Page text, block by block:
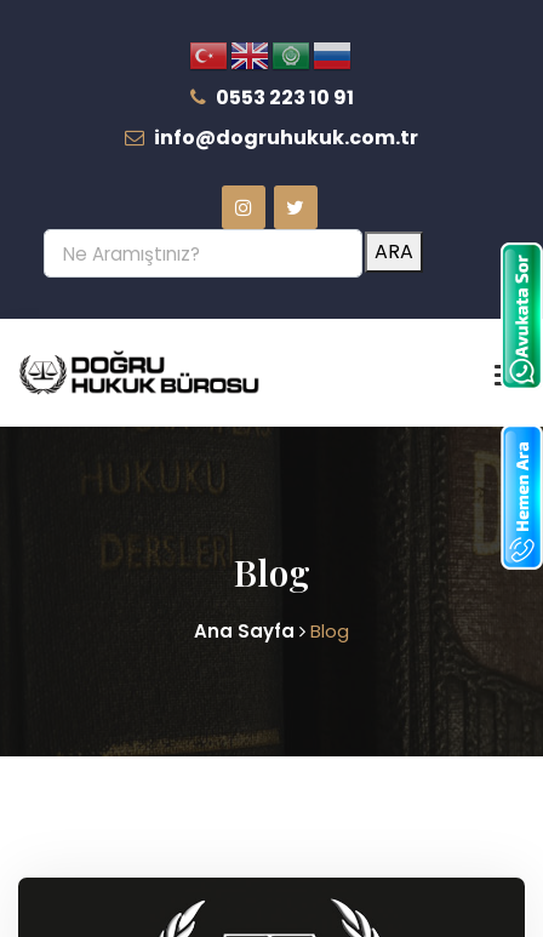
0553 223 10 91
info@dogruhukuk.com.tr
ARA
Blog
Ana Sayfa Blog